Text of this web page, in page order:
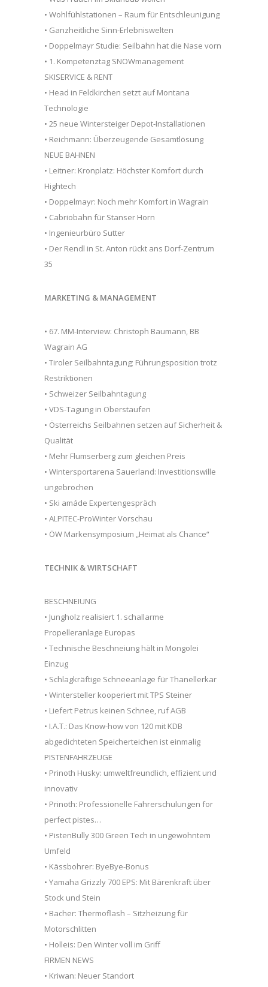
• Wohlfühlstationen – Raum für Entschleunigung
• Ganzheitliche Sinn-Erlebniswelten
• Doppelmayr Studie: Seilbahn hat die Nase vorn
• 1. Kompetenztag SNOWmanagement
SKISERVICE & RENT
• Head in Feldkirchen setzt auf Montana
Technologie
• 25 neue Wintersteiger Depot-Installationen
• Reichmann: Überzeugende Gesamtlösung
NEUE BAHNEN
• Leitner: Kronplatz: Höchster Komfort durch
Hightech
• Doppelmayr: Noch mehr Komfort in Wagrain
• Cabriobahn für Stanser Horn
• Ingenieurbüro Sutter
• Der Rendl in St. Anton rückt ans Dorf-Zentrum
35
MARKETING & MANAGEMENT
• 67. MM-Interview: Christoph Baumann, BB
Wagrain AG
• Tiroler Seilbahntagung; Führungsposition trotz
Restriktionen
• Schweizer Seilbahntagung
• VDS-Tagung in Oberstaufen
• Österreichs Seilbahnen setzen auf Sicherheit &
Qualität
• Mehr Flumserberg zum gleichen Preis
• Wintersportarena Sauerland: Investitionswille
ungebrochen
• Ski amáde Expertengespräch
• ALPITEC-ProWinter Vorschau
• ÖW Markensymposium „Heimat als Chance“
TECHNIK & WIRTSCHAFT
BESCHNEIUNG
• Jungholz realisiert 1. schallarme
Propelleranlage Europas
• Technische Beschneiung hält in Mongolei
Einzug
• Schlagkräftige Schneeanlage für Thanellerkar
• Wintersteller kooperiert mit TPS Steiner
• Liefert Petrus keinen Schnee, ruf AGB
• I.A.T.: Das Know-how von 120 mit KDB
abgedichteten Speicherteichen ist einmalig
PISTENFAHRZEUGE
• Prinoth Husky: umweltfreundlich, effizient und
innovativ
• Prinoth: Professionelle Fahrerschulungen for
perfect pistes…
• PistenBully 300 Green Tech in ungewohntem
Umfeld
• Kässbohrer: ByeBye-Bonus
• Yamaha Grizzly 700 EPS: Mit Bärenkraft über
Stock und Stein
• Bacher: Thermoflash – Sitzheizung für
Motorschlitten
• Holleis: Den Winter voll im Griff
FIRMEN NEWS
• Kriwan: Neuer Standort